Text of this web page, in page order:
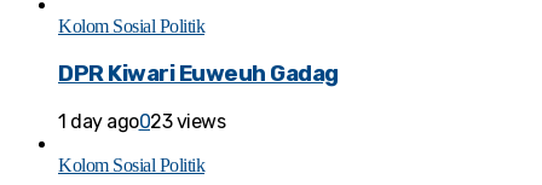
Kolom Sosial Politik
DPR Kiwari Euweuh Gadag
1 day ago023 views
Kolom Sosial Politik